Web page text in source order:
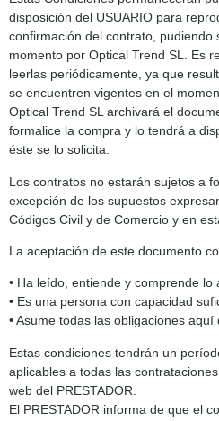
disposición del USUARIO para
confirmación del contrato, pudiendo
momento por Optical Trend SL. Es
leerlas periódicamente, ya que
se encuentren vigentes en el
Optical Trend SL archivará el
formalice la compra y lo tendrá a
éste se lo solicita.
Los contratos no estarán sujetos a
excepción de los supuestos
Códigos Civil y de Comercio y en
La aceptación de este documento
• Ha leído, entiende y comprende lo
• Es una persona con capacidad
• Asume todas las obligaciones aquí
Estas condiciones tendrán un
aplicables a todas las
web del PRESTADOR.
El PRESTADOR informa de que el